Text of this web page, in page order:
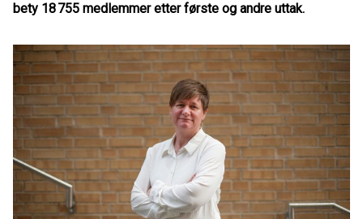
bety 18 755 medlemmer etter første og andre uttak.